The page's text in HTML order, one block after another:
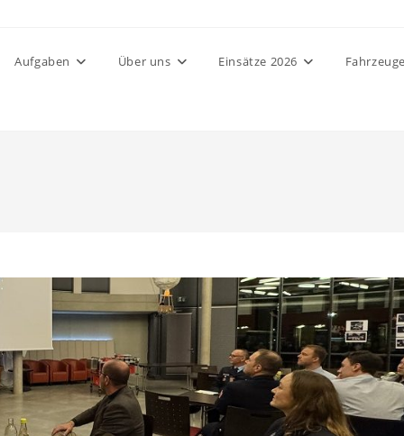
Aufgaben Über uns Einsätze 2026